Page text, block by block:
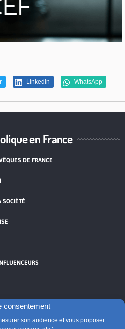
consentement
son audience et vous proposer
Linkedin WhatsApp
en France
DE FRANCE
SOCIÉTÉ